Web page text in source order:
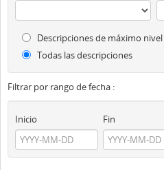
Descripciones de máximo nivel
Todas las descripciones
Filtrar por rango de fecha :
Inicio Fin